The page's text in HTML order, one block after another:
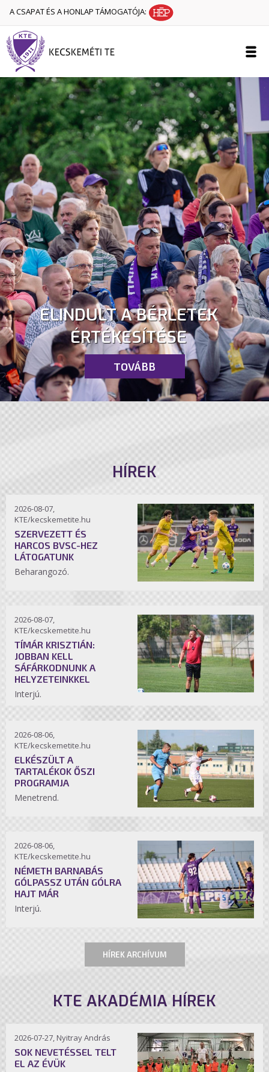
A CSAPAT ÉS A HONLAP TÁMOGATÓJA:
ELINDULT A BÉRLETEK
ÉRTÉKESÍTÉSE
TOVÁBB
HÍREK
2026-08-07,
KTE/kecskemetite.hu
SZERVEZETT ÉS
HARCOS BVSC-HEZ
LÁTOGATUNK
Beharangozó.
2026-08-07,
KTE/kecskemetite.hu
TÍMÁR KRISZTIÁN:
JOBBAN KELL
SÁFÁRKODNUNK A
HELYZETEINKKEL
Interjú.
2026-08-06,
KTE/kecskemetite.hu
ELKÉSZÜLT A
TARTALÉKOK ŐSZI
PROGRAMJA
Menetrend.
2026-08-06,
KTE/kecskemetite.hu
NÉMETH BARNABÁS
GÓLPASSZ UTÁN GÓLRA
HAJT MÁR
Interjú.
HÍREK ARCHÍVUM
KTE AKADÉMIA HÍREK
2026-07-27, Nyitray András
SOK NEVETÉSSEL TELT
EL AZ ÉVÜK